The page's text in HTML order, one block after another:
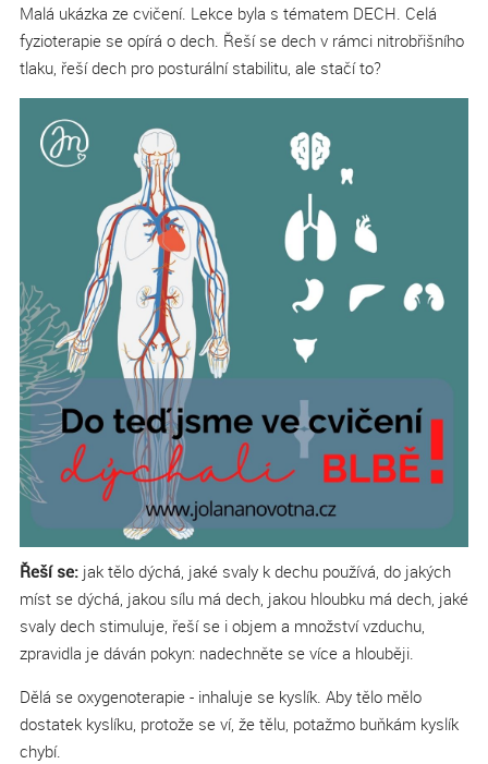
Malá ukázka ze cvičení. Lekce byla s tématem DECH. Celá
fyzioterapie se opírá o dech. Řeší se dech v rámci nitrobřišního
tlaku, řeší dech pro posturální stabilitu, ale stačí to?
Řeší se:jak tělo dýchá, jaké svaly k dechu používá, do jakých
míst se dýchá, jakou sílu má dech, jakou hloubku má dech, jaké
svaly dech stimuluje, řeší se i objem a množství vzduchu,
zpravidla je dáván pokyn: nadechněte se více a hlouběji.
Dělá se oxygenoterapie - inhaluje se kyslík. Aby tělo mělo
dostatek kyslíku, protože se ví, že tělu, potažmo buňkám kyslík
chybí.